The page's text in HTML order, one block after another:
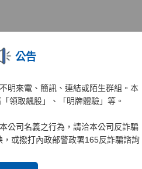
公告
明來電、簡訊、連結或陌生群組。本
領取飆股」、「明牌體驗」等。
公司名義之行為，請洽本公司反詐騙
，或撥打內政部警政署165反詐騙諮詢